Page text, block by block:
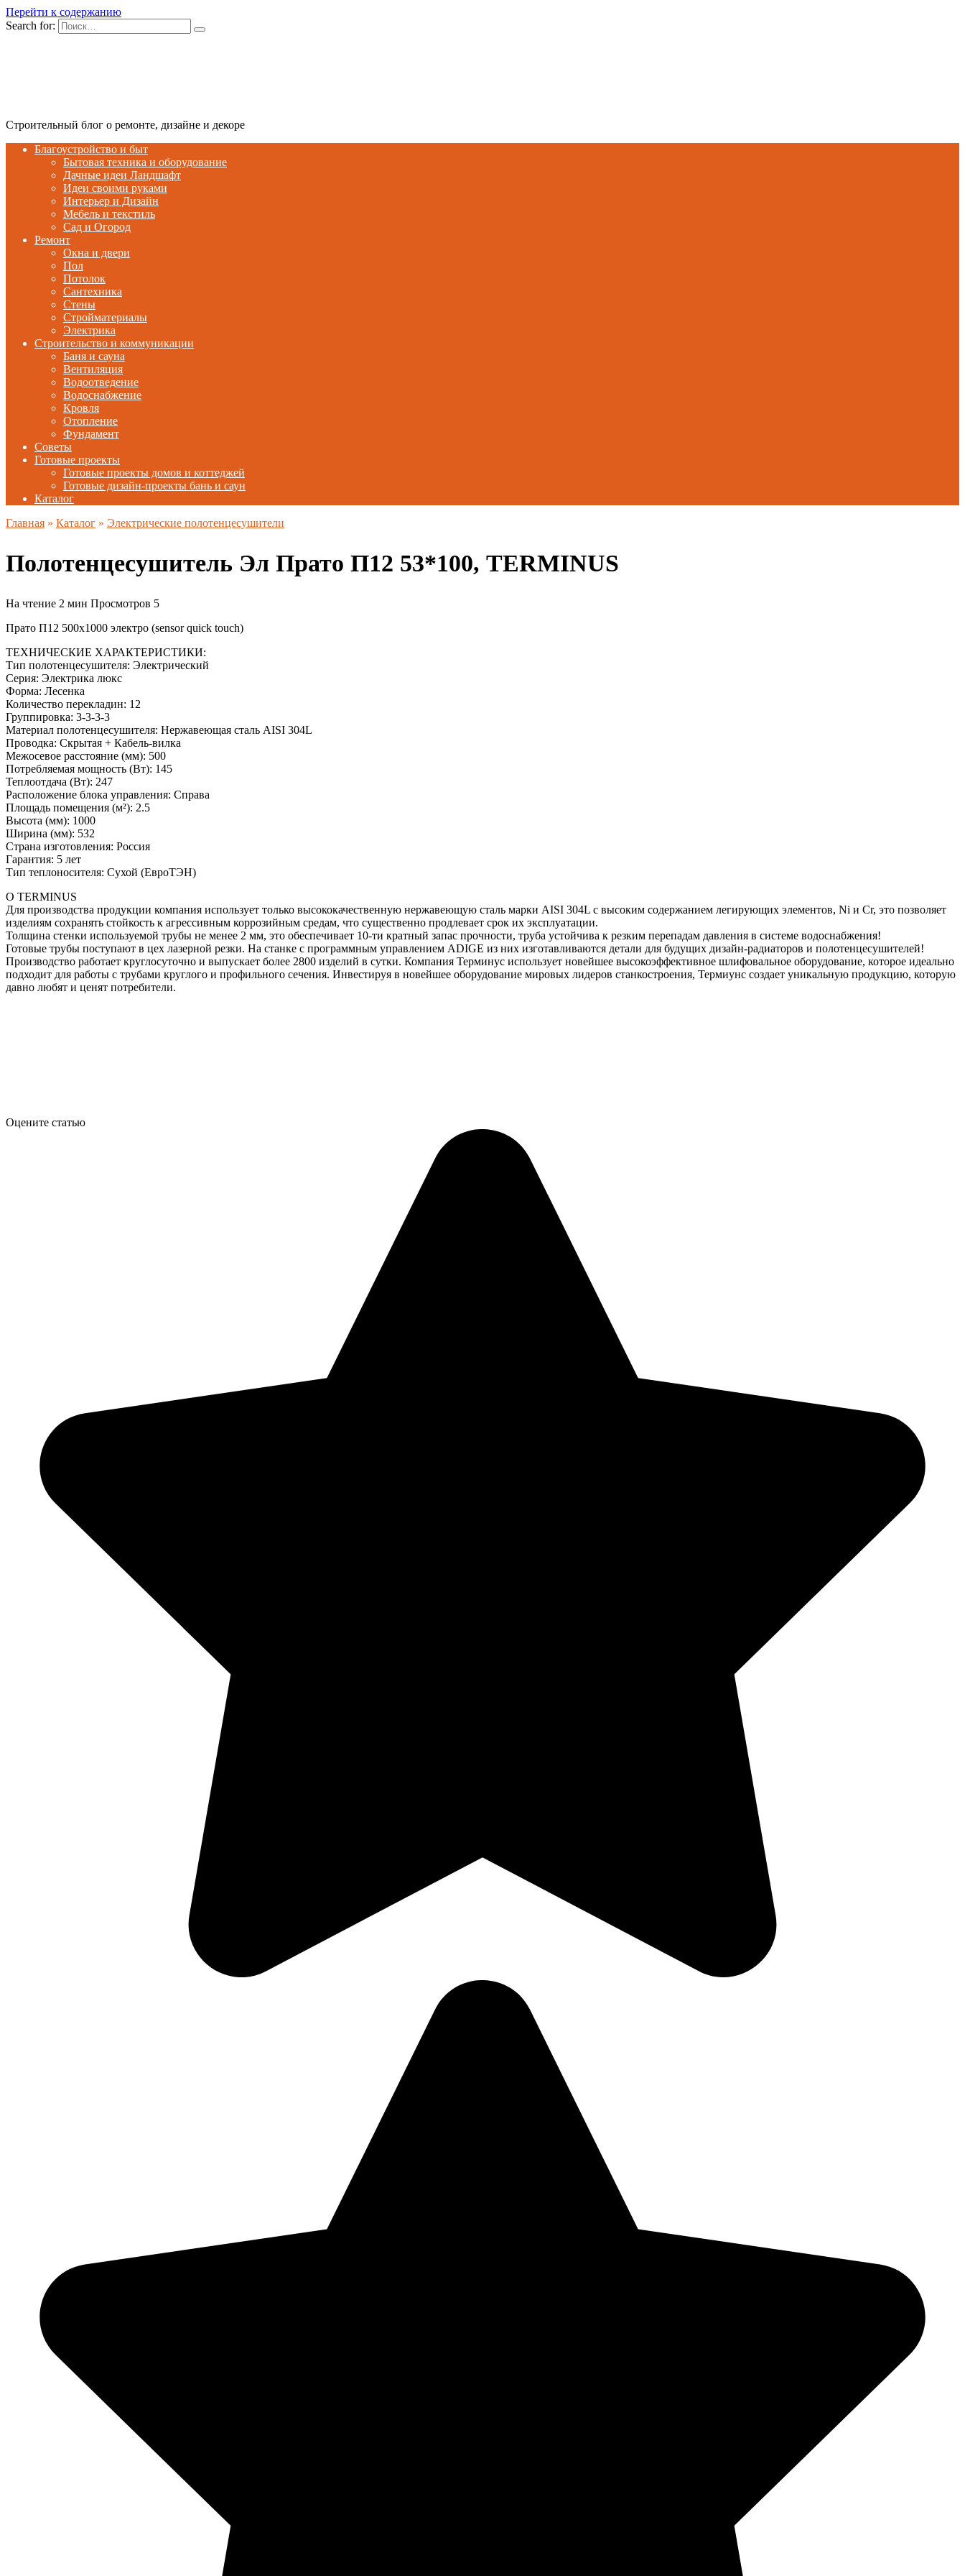
Перейти к содержанию
Search for:
Строительный блог о ремонте, дизайне и декоре
Благоустройство и быт
Бытовая техника и оборудование
Дачные идеи Ландшафт
Идеи своими руками
Интерьер и Дизайн
Мебель и текстиль
Сад и Огород
Ремонт
Окна и двери
Пол
Потолок
Сантехника
Стены
Стройматериалы
Электрика
Строительство и коммуникации
Баня и сауна
Вентиляция
Водоотведение
Водоснабжение
Кровля
Отопление
Фундамент
Советы
Готовые проекты
Готовые проекты домов и коттеджей
Готовые дизайн-проекты бань и саун
Каталог
Главная » Каталог » Электрические полотенцесушители
Полотенцесушитель Эл Прато П12 53*100, TERMINUS
На чтение 2 мин Просмотров 5
Прато П12 500х1000 электро (sensor quick touch)
ТЕХНИЧЕСКИЕ ХАРАКТЕРИСТИКИ:
Тип полотенцесушителя: Электрический
Серия: Электрика люкс
Форма: Лесенка
Количество перекладин: 12
Группировка: 3-3-3-3
Материал полотенцесушителя: Нержавеющая сталь AISI 304L
Проводка: Скрытая + Кабель-вилка
Межосевое расстояние (мм): 500
Потребляемая мощность (Вт): 145
Теплоотдача (Вт): 247
Расположение блока управления: Справа
Площадь помещения (м²): 2.5
Высота (мм): 1000
Ширина (мм): 532
Страна изготовления: Россия
Гарантия: 5 лет
Тип теплоносителя: Сухой (ЕвроТЭН)
О TERMINUS
Для производства продукции компания использует только высококачественную нержавеющую сталь марки AISI 304L с высоким содержанием легирующих элементов, Ni и Cr, это позволяет
изделиям сохранять стойкость к агрессивным коррозийным средам, что существенно продлевает срок их эксплуатации.
Толщина стенки используемой трубы не менее 2 мм, это обеспечивает 10-ти кратный запас прочности, труба устойчива к резким перепадам давления в системе водоснабжения!
Готовые трубы поступают в цех лазерной резки. На станке с программным управлением ADIGE из них изготавливаются детали для будущих дизайн-радиаторов и полотенцесушителей!
Производство работает круглосуточно и выпускает более 2800 изделий в сутки. Компания Терминус использует новейшее высокоэффективное шлифовальное оборудование, которое идеально
подходит для работы с трубами круглого и профильного сечения. Инвестируя в новейшее оборудование мировых лидеров станкостроения, Термиунс создает уникальную продукцию, которую
давно любят и ценят потребители.
Оцените статью